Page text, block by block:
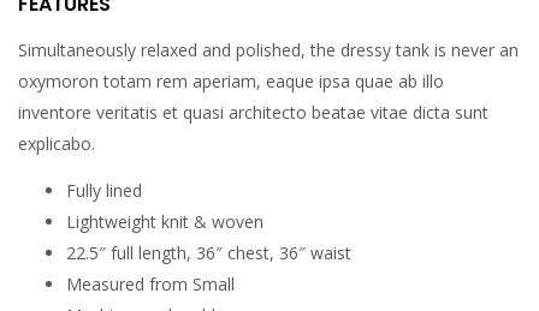
Simultaneously relaxed and polished, the dressy tank is never an
oxymoron totam rem aperiam, eaque ipsa quae ab illo
inventore veritatis et quasi architecto beatae vitae dicta sunt
explicabo.
Fully lined
Lightweight knit & woven
22.5″ full length, 36″ chest, 36″ waist
Measured from Small